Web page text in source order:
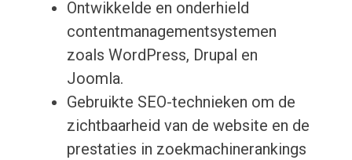
Ontwikkelde en onderhield
contentmanagementsystemen
zoals WordPress, Drupal en
Joomla.
Gebruikte SEO-technieken om de
zichtbaarheid van de website en de
prestaties in zoekmachinerankings